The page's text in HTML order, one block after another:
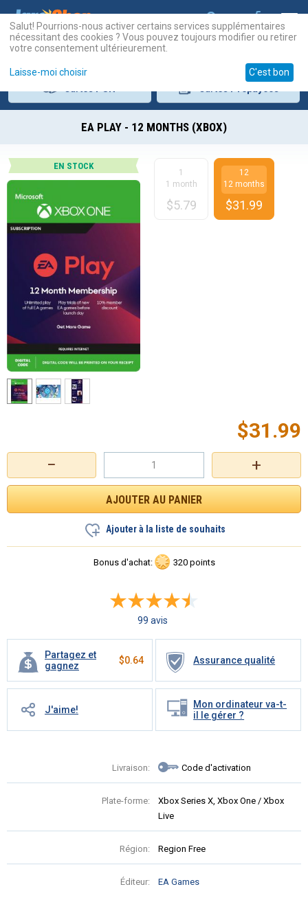
EA PLAY - 12 MONTHS (XBOX)
EN STOCK
+
−
$31.99
Ajouter à la liste de souhaits
Bonus d'achat: 320 points
99 avis
Partagez et
gagnez
$0.64 Assurance qualité
J'aime!
Mon ordinateur va-t-
il le gérer ?
Livraison: Code d'activation
Plate-forme:
Xbox Series X, Xbox One / Xbox
Live
Région: Region Free
Éditeur: EA Games
1
1 month
$5.79
12
12 months
$31.99
Salut! Pourrions-nous activer certains services supplémentaires
nécessitant des cookies ? Vous pouvez toujours modifier ou retirer
votre consentement ultérieurement.
Laisse-moi choisir C'est bon